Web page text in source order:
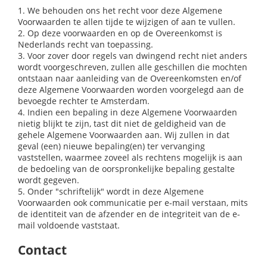
1. We behouden ons het recht voor deze Algemene
Voorwaarden te allen tijde te wijzigen of aan te vullen.
2. Op deze voorwaarden en op de Overeenkomst is
Nederlands recht van toepassing.
3. Voor zover door regels van dwingend recht niet anders
wordt voorgeschreven, zullen alle geschillen die mochten
ontstaan naar aanleiding van de Overeenkomsten en/of
deze Algemene Voorwaarden worden voorgelegd aan de
bevoegde rechter te Amsterdam.
4. Indien een bepaling in deze Algemene Voorwaarden
nietig blijkt te zijn, tast dit niet de geldigheid van de
gehele Algemene Voorwaarden aan. Wij zullen in dat
geval (een) nieuwe bepaling(en) ter vervanging
vaststellen, waarmee zoveel als rechtens mogelijk is aan
de bedoeling van de oorspronkelijke bepaling gestalte
wordt gegeven.
5. Onder "schriftelijk" wordt in deze Algemene
Voorwaarden ook communicatie per e-mail verstaan, mits
de identiteit van de afzender en de integriteit van de e-
mail voldoende vaststaat.
Contact